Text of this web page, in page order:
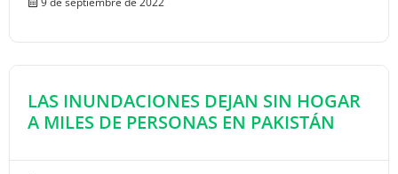
LAS INUNDACIONES DEJAN SIN HOGAR
A MILES DE PERSONAS EN PAKISTÁN